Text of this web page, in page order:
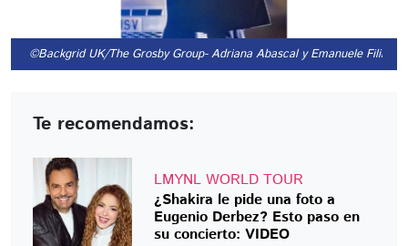
©Backgrid UK/The Grosby Group- Adriana Abascal y Emanuele
Te recomendamos:
LMYNL WORLD TOUR
¿Shakira le pide una foto a
Eugenio Derbez? Esto paso en
su concierto: VIDEO